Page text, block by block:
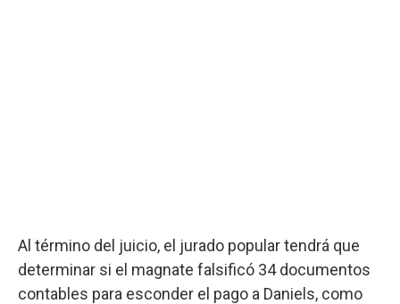
Al término del juicio, el jurado popular tendrá que
determinar si el magnate falsificó 34 documentos
contables para esconder el pago a Daniels, como